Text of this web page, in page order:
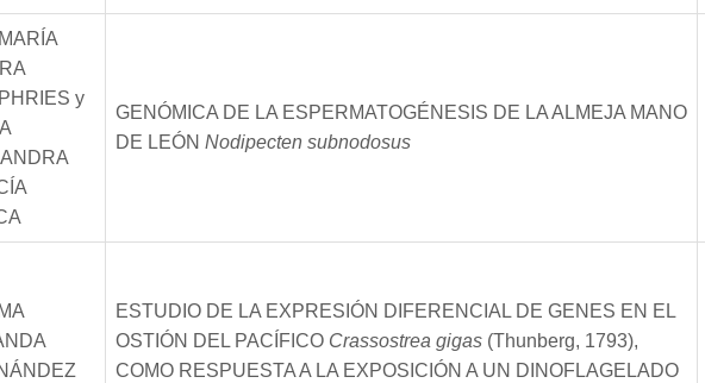
y
GENÓMICA DE LA ESPERMATOGÉNESIS DE LA ALMEJA MANO
DE LEÓN Nodipecten subnodosus
ESTUDIO DE LA EXPRESIÓN DIFERENCIAL DE GENES EN EL
OSTIÓN DEL PACÍFICO Crassostrea gigas (Thunberg, 1793),
COMO RESPUESTA A LA EXPOSICIÓN A UN DINOFLAGELADO